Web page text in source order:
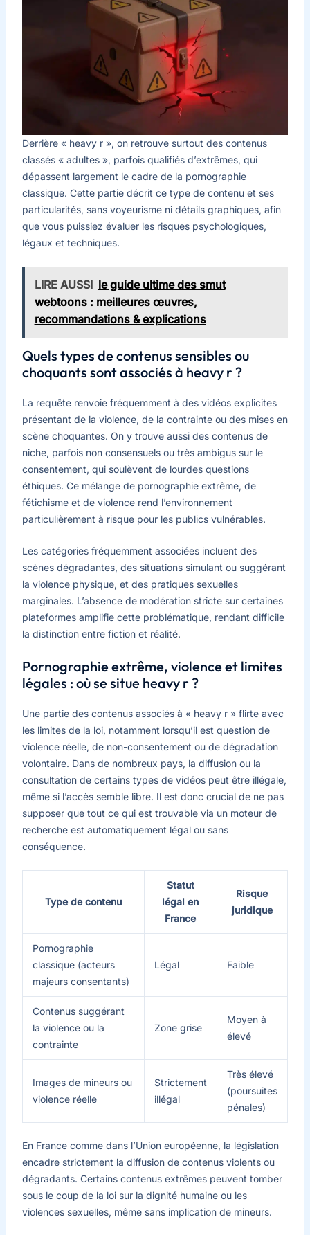
Derrière « heavy r », on retrouve surtout des contenus
classés « adultes », parfois qualifiés d’extrêmes, qui
dépassent largement le cadre de la pornographie
classique. Cette partie décrit ce type de contenu et ses
particularités, sans voyeurisme ni détails graphiques, afin
que vous puissiez évaluer les risques psychologiques,
légaux et techniques.
LIRE AUSSI le guide ultime des smut
webtoons : meilleures œuvres,
recommandations & explications
Quels types de contenus sensibles ou
choquants sont associés à heavy r ?
La requête renvoie fréquemment à des vidéos explicites
présentant de la violence, de la contrainte ou des mises en
scène choquantes. On y trouve aussi des contenus de
niche, parfois non consensuels ou très ambigus sur le
consentement, qui soulèvent de lourdes questions
éthiques. Ce mélange de pornographie extrême, de
fétichisme et de violence rend l’environnement
particulièrement à risque pour les publics vulnérables.
Les catégories fréquemment associées incluent des
scènes dégradantes, des situations simulant ou suggérant
la violence physique, et des pratiques sexuelles
marginales. L’absence de modération stricte sur certaines
plateformes amplifie cette problématique, rendant difficile
la distinction entre fiction et réalité.
Pornographie extrême, violence et limites
légales : où se situe heavy r ?
Une partie des contenus associés à « heavy r » flirte avec
les limites de la loi, notamment lorsqu’il est question de
violence réelle, de non-consentement ou de dégradation
volontaire. Dans de nombreux pays, la diffusion ou la
consultation de certains types de vidéos peut être illégale,
même si l’accès semble libre. Il est donc crucial de ne pas
supposer que tout ce qui est trouvable via un moteur de
recherche est automatiquement légal ou sans
conséquence.
Type de contenu
Statut
légal en
France
Risque
juridique
Pornographie
classique (acteurs
majeurs consentants)
Légal Faible
Contenus suggérant
la violence ou la
contrainte
Zone grise
Moyen à
élevé
Images de mineurs ou
violence réelle
Strictement
illégal
Très élevé
(poursuites
pénales)
En France comme dans l’Union européenne, la législation
encadre strictement la diffusion de contenus violents ou
dégradants. Certains contenus extrêmes peuvent tomber
sous le coup de la loi sur la dignité humaine ou les
violences sexuelles, même sans implication de mineurs.